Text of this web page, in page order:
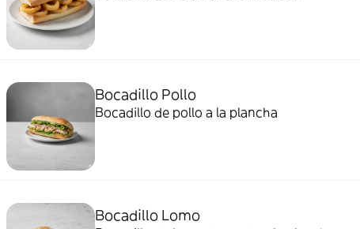
Bocadillo Pollo
Bocadillo de pollo a la plancha
Bocadillo Lomo